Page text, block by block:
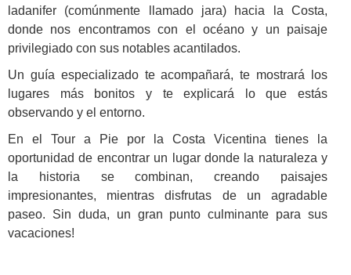
ladanifer (comúnmente llamado jara) hacia la Costa,
donde nos encontramos con el océano y un paisaje
privilegiado con sus notables acantilados.
Un guía especializado te acompañará, te mostrará los
lugares más bonitos y te explicará lo que estás
observando y el entorno.
En el Tour a Pie por la Costa Vicentina tienes la
oportunidad de encontrar un lugar donde la naturaleza y
la historia se combinan, creando paisajes
impresionantes, mientras disfrutas de un agradable
paseo. Sin duda, un gran punto culminante para sus
vacaciones!